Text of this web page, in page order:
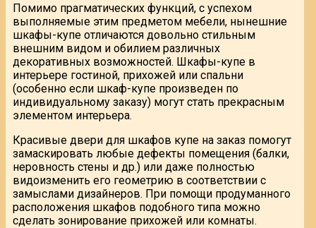
Помимо прагматических функций, с успехом
выполняемые этим предметом мебели, нынешние
шкафы-купе отличаются довольно стильным
внешним видом и обилием различных
декоративных возможностей. Шкафы-купе в
интерьере гостиной, прихожей или спальни
(особенно если шкаф-купе произведен по
индивидуальному заказу) могут стать прекрасным
элементом интерьера.
Красивые двери для шкафов купе на заказ помогут
замаскировать любые дефекты помещения (балки,
неровность стены и др.) или даже полностью
видоизменить его геометрию в соответствии с
замыслами дизайнеров. При помощи продуманного
расположения шкафов подобного типа можно
сделать зонирование прихожей или комнаты.